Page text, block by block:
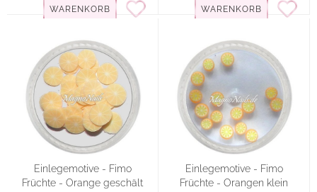
WARENKORB WARENKORB
Einlegemotive - Fimo
Früchte - Orange geschält
Einlegemotive - Fimo
Früchte - Orangen klein